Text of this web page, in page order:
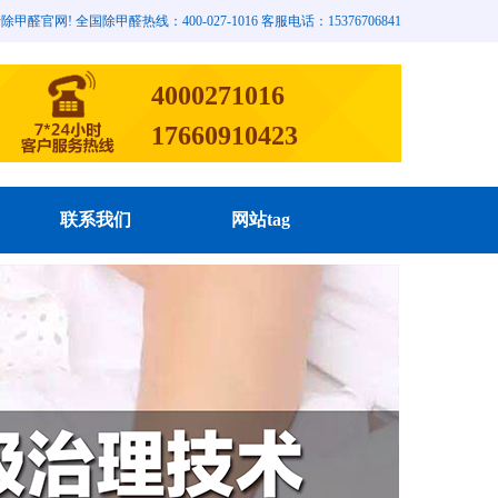
醛官网! 全国除甲醛热线：400-027-1016 客服电话：15376706841
4000271016
17660910423
联系我们 网站tag